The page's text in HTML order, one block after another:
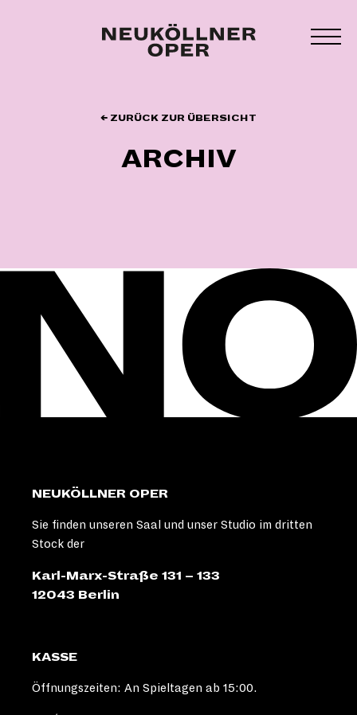
← ZURÜCK ZUR ÜBERSICHT
ARCHIV
NEUKÖLLNER OPER
Sie finden unseren Saal und unser Studio im dritten
Stock der
Karl-Marx-Straße 131 – 133
12043 Berlin
KASSE
Öffnungszeiten: An Spieltagen ab 15:00.